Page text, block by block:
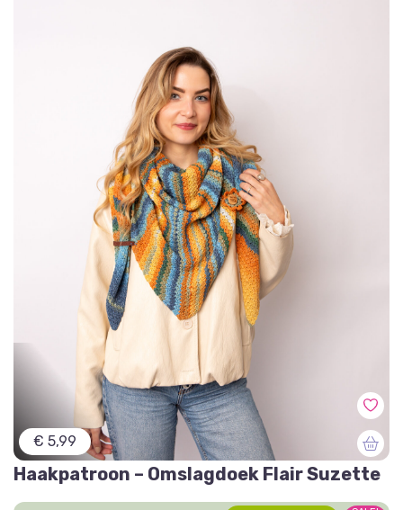
€ 5,99
Haakpatroon – Omslagdoek Flair Suzette